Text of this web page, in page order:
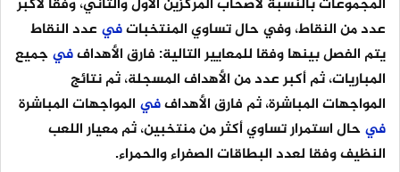
عدد من النقاط، وفي حال تساوي المنتخباتفي عدد النقاط
يتم الفصل بينها وفقا للمعايير التالية: فارق الأهداففيجميع
المباريات، ثم أكبر عدد من الأهداف المسجلة، ثم نتائج
المواجهات المباشرة، ثم فارق الأهداففي المواجهات المباشرة
فيحال استمرار تساوي أكثر من منتخبين، ثم معيار اللعب
النظيف وفقا لعدد البطاقات الصفراء والحمراء.